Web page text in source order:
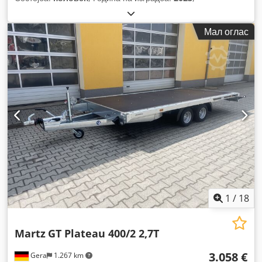
Мал оглас
1 / 18
Gera 1.267 km
Martz GT Plateau 400/2 2,7T
3.058 €